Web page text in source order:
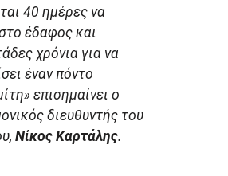
40 ημέρες να
έδαφος και
χρόνια για να
έναν πόντο
επισημαίνει ο
διευθυντής του
Νίκος Καρτάλης.